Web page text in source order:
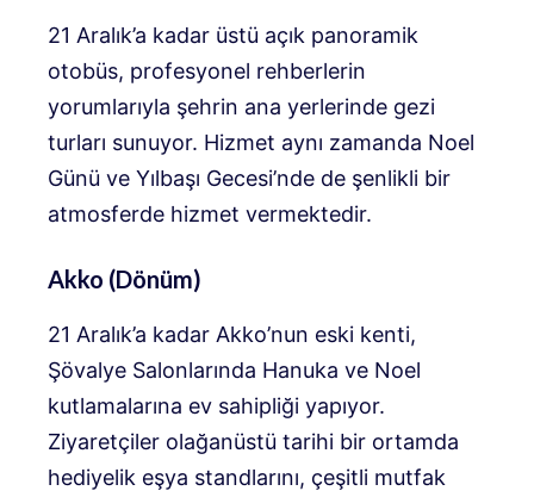
21 Aralık’a kadar üstü açık panoramik
otobüs, profesyonel rehberlerin
yorumlarıyla şehrin ana yerlerinde gezi
turları sunuyor. Hizmet aynı zamanda Noel
Günü ve Yılbaşı Gecesi’nde de şenlikli bir
atmosferde hizmet vermektedir.
Akko (Dönüm)
21 Aralık’a kadar Akko’nun eski kenti,
Şövalye Salonlarında Hanuka ve Noel
kutlamalarına ev sahipliği yapıyor.
Ziyaretçiler olağanüstü tarihi bir ortamda
hediyelik eşya standlarını, çeşitli mutfak